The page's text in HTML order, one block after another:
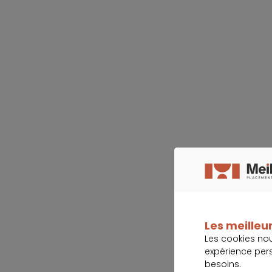
Les
Les cookies
expérience
besoins.